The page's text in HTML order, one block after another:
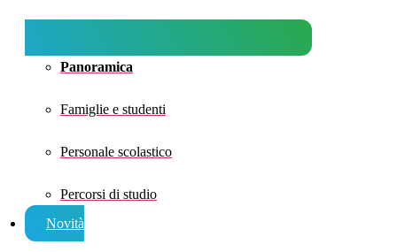
Panoramica
Famiglie e studenti
Personale scolastico
Percorsi di studio
Novità